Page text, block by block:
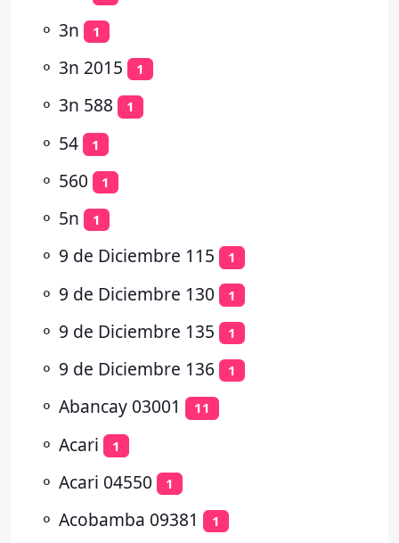
⚬ 3n 1
⚬ 3n 2015 1
⚬ 3n 588 1
⚬ 54 1
⚬ 560 1
⚬ 5n 1
⚬ 9 de Diciembre 115 1
⚬ 9 de Diciembre 130 1
⚬ 9 de Diciembre 135 1
⚬ 9 de Diciembre 136 1
⚬ Abancay 03001 11
⚬ Acari 1
⚬ Acari 04550 1
⚬ Acobamba 09381 1